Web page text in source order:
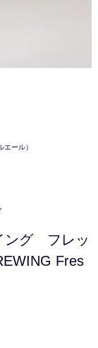
ール）
ング フレッ
Fres